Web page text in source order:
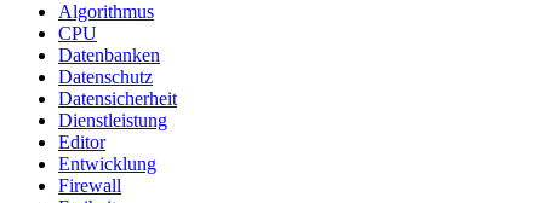
Algorithmus
CPU
Datenbanken
Datenschutz
Datensicherheit
Dienstleistung
Editor
Entwicklung
Firewall